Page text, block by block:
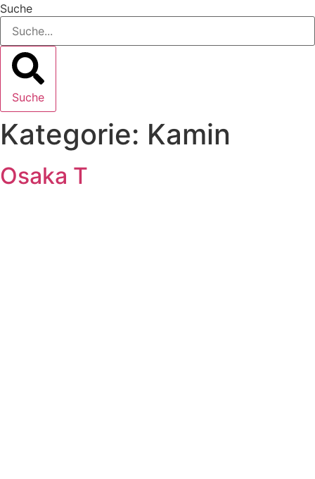
Suche
Suche
Kategorie: Kamin
Osaka T